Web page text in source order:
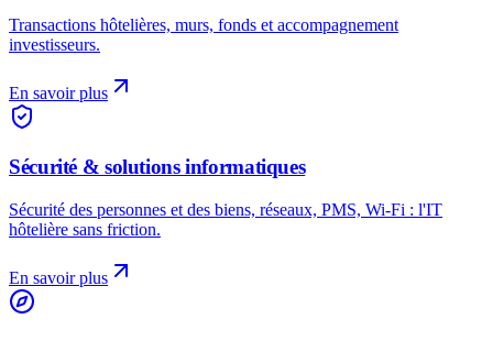
Transactions hôtelières, murs, fonds et accompagnement
investisseurs.
En savoir plus
Sécurité & solutions informatiques
Sécurité des personnes et des biens, réseaux, PMS, Wi-Fi : l'IT
hôtelière sans friction.
En savoir plus